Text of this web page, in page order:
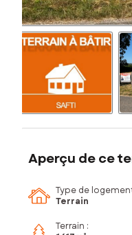
Aperçu de ce
Type de
Terrain
Terrain :